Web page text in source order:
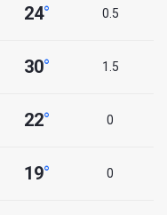
24° 0.5
30° 1.5
22° 0
19° 0